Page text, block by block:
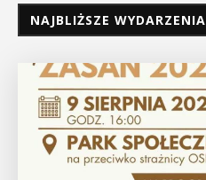
NAJBLIŻSZE WYDARZENIA